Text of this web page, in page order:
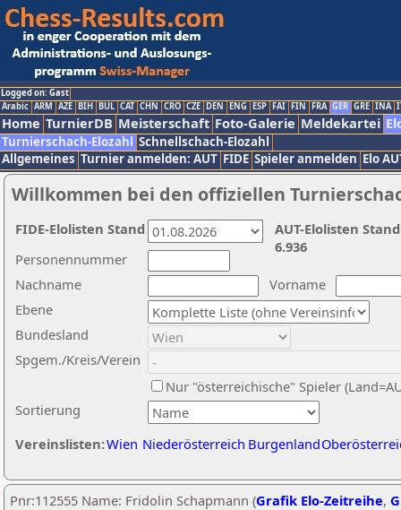
Logged on: Gast
Arabic ARM AZE BIH BUL CAT CHN CRO CZE DEN ENG ESP FAI FIN FRA GER GRE INA
Home TurnierDB Meisterschaft Foto-Galerie Meldekartei
Turnierschach-Elozahl Schnellschach-Elozahl
Allgemeines Turnier anmelden: AUT FIDE Spieler anmelden Elo
Willkommen bei den offiziellen
Nachname
Vorname
Ebene
Sortierung
Personennummer
Bundesland
Spgem./Kreis/Verein
Nur "österreichische" Spieler
Vereinslisten:Wien Niederösterreich Burgenland
AUT-Elolisten
6.936
FIDE-Elolisten Stand
Pnr:112555 Name: Fridolin Schapmann (Grafik Elo-Zeitreihe,